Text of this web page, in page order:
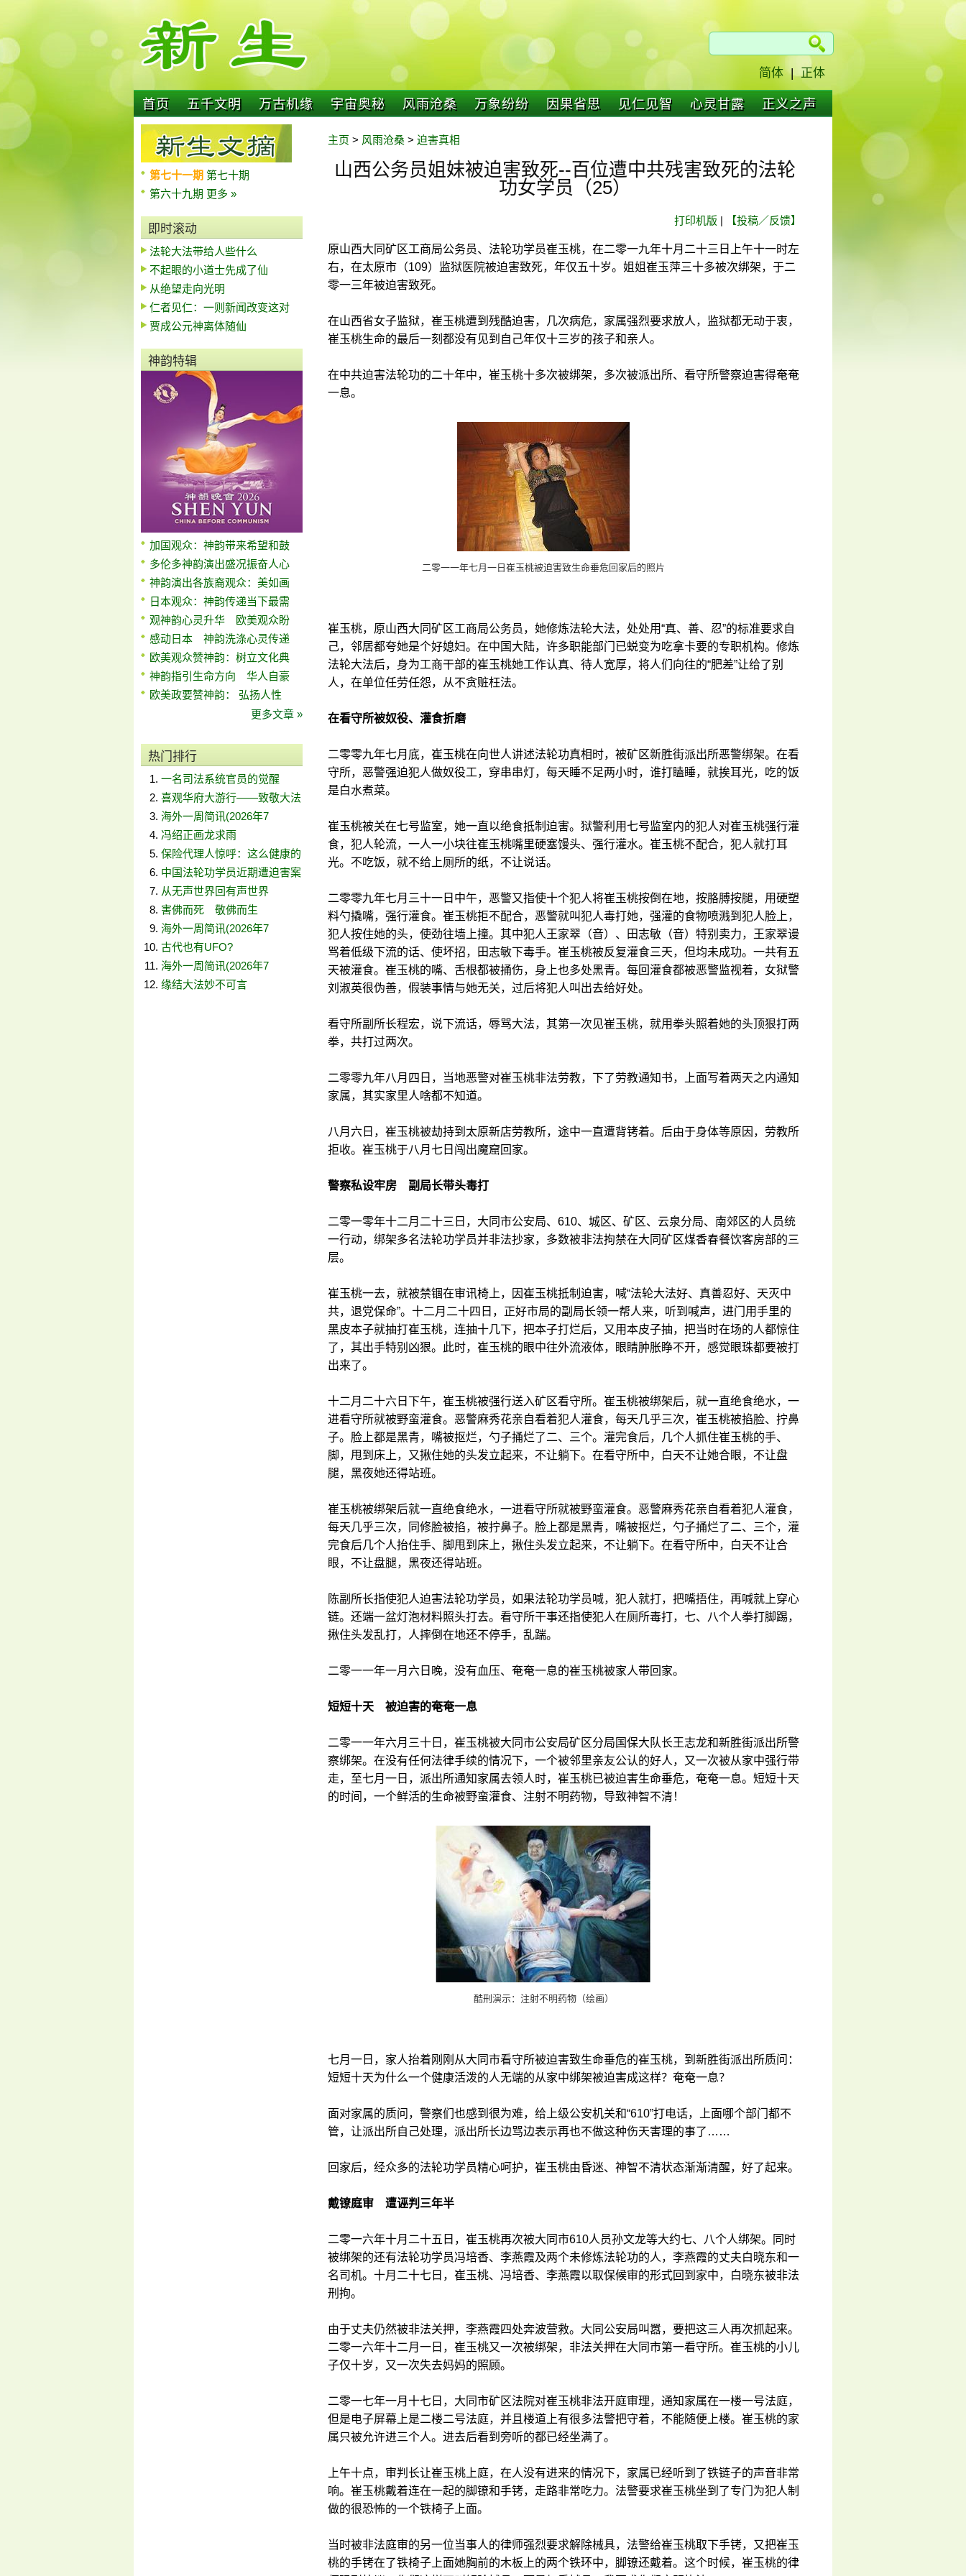
简体 | 正体
首页 五千文明 万古机缘 宇宙奥秘 风雨沧桑 万象纷纷 因果省思 见仁见智 心灵甘露 正义之声
第七十一期 第七十期
第六十九期 更多 »
即时滚动
法轮大法带给人些什么
不起眼的小道士先成了仙
从绝望走向光明
仁者见仁：一则新闻改变这对
贾成公元神离体随仙
神韵特辑
加国观众：神韵带来希望和鼓
多伦多神韵演出盛况振奋人心
神韵演出各族裔观众：美如画
日本观众：神韵传递当下最需
观神韵心灵升华 欧美观众盼
感动日本 神韵洗涤心灵传递
欧美观众赞神韵：树立文化典
神韵指引生命方向 华人自豪
欧美政要赞神韵： 弘扬人性
更多文章 »
热门排行
一名司法系统官员的觉醒
喜观华府大游行——致敬大法
海外一周简讯(2026年7
冯绍正画龙求雨
保险代理人惊呼：这么健康的
中国法轮功学员近期遭迫害案
从无声世界回有声世界
害佛而死 敬佛而生
海外一周简讯(2026年7
古代也有UFO?
海外一周简讯(2026年7
缘结大法妙不可言
主页 > 风雨沧桑 > 迫害真相
山西公务员姐妹被迫害致死--百位遭中共残害致死的法轮
功女学员（25）
打印机版 | 【投稿／反馈】
原山西大同矿区工商局公务员、法轮功学员崔玉桃，在二零一九年十月二十三日上午十一时左
右，在太原市（109）监狱医院被迫害致死，年仅五十岁。姐姐崔玉萍三十多被次绑架，于二
零一三年被迫害致死。
在山西省女子监狱，崔玉桃遭到残酷迫害，几次病危，家属强烈要求放人，监狱都无动于衷，
崔玉桃生命的最后一刻都没有见到自己年仅十三岁的孩子和亲人。
在中共迫害法轮功的二十年中，崔玉桃十多次被绑架，多次被派出所、看守所警察迫害得奄奄
一息。
二零一一年七月一日崔玉桃被迫害致生命垂危回家后的照片
崔玉桃，原山西大同矿区工商局公务员，她修炼法轮大法，处处用“真、善、忍”的标准要求自
己，邻居都夸她是个好媳妇。在中国大陆，许多职能部门已蜕变为吃拿卡要的专职机构。修炼
法轮大法后，身为工商干部的崔玉桃她工作认真、待人宽厚，将人们向往的“肥差”让给了别
人，在单位任劳任怨，从不贪赃枉法。
在看守所被奴役、灌食折磨
二零零九年七月底，崔玉桃在向世人讲述法轮功真相时，被矿区新胜街派出所恶警绑架。在看
守所，恶警强迫犯人做奴役工，穿串串灯，每天睡不足两小时，谁打瞌睡，就挨耳光，吃的饭
是白水煮菜。
崔玉桃被关在七号监室，她一直以绝食抵制迫害。狱警利用七号监室内的犯人对崔玉桃强行灌
食，犯人轮流，一人一小块往崔玉桃嘴里硬塞馒头、强行灌水。崔玉桃不配合，犯人就打耳
光。不吃饭，就不给上厕所的纸，不让说话。
二零零九年七月三十一日中午，恶警又指使十个犯人将崔玉桃按倒在地，按胳膊按腿，用硬塑
料勺撬嘴，强行灌食。崔玉桃拒不配合，恶警就叫犯人毒打她，强灌的食物喷溅到犯人脸上，
犯人按住她的头，使劲往墙上撞。其中犯人王家翠（音）、田志敏（音）特别卖力，王家翠谩
骂着低级下流的话、使坏招，田志敏下毒手。崔玉桃被反复灌食三天，但均未成功。一共有五
天被灌食。崔玉桃的嘴、舌根都被捅伤，身上也多处黑青。每回灌食都被恶警监视着，女狱警
刘淑英很伪善，假装事情与她无关，过后将犯人叫出去给好处。
看守所副所长程宏，说下流话，辱骂大法，其第一次见崔玉桃，就用拳头照着她的头顶狠打两
拳，共打过两次。
二零零九年八月四日，当地恶警对崔玉桃非法劳教，下了劳教通知书，上面写着两天之内通知
家属，其实家里人啥都不知道。
八月六日，崔玉桃被劫持到太原新店劳教所，途中一直遭背铐着。后由于身体等原因，劳教所
拒收。崔玉桃于八月七日闯出魔窟回家。
警察私设牢房 副局长带头毒打
二零一零年十二月二十三日，大同市公安局、610、城区、矿区、云泉分局、南郊区的人员统
一行动，绑架多名法轮功学员并非法抄家，多数被非法拘禁在大同矿区煤香春餐饮客房部的三
层。
崔玉桃一去，就被禁锢在审讯椅上，因崔玉桃抵制迫害，喊“法轮大法好、真善忍好、天灭中
共，退党保命”。十二月二十四日，正好市局的副局长领一帮人来，听到喊声，进门用手里的
黑皮本子就抽打崔玉桃，连抽十几下，把本子打烂后，又用本皮子抽，把当时在场的人都惊住
了，其出手特别凶狠。此时，崔玉桃的眼中往外流液体，眼睛肿胀睁不开，感觉眼珠都要被打
出来了。
十二月二十六日下午，崔玉桃被强行送入矿区看守所。崔玉桃被绑架后，就一直绝食绝水，一
进看守所就被野蛮灌食。恶警麻秀花亲自看着犯人灌食，每天几乎三次，崔玉桃被掐脸、拧鼻
子。脸上都是黑青，嘴被抠烂，勺子捅烂了二、三个。灌完食后，几个人抓住崔玉桃的手、
脚，甩到床上，又揪住她的头发立起来，不让躺下。在看守所中，白天不让她合眼，不让盘
腿，黑夜她还得站班。
崔玉桃被绑架后就一直绝食绝水，一进看守所就被野蛮灌食。恶警麻秀花亲自看着犯人灌食，
每天几乎三次，同修脸被掐，被拧鼻子。脸上都是黑青，嘴被抠烂，勺子捅烂了二、三个，灌
完食后几个人抬住手、脚甩到床上，揪住头发立起来，不让躺下。在看守所中，白天不让合
眼，不让盘腿，黑夜还得站班。
陈副所长指使犯人迫害法轮功学员，如果法轮功学员喊，犯人就打，把嘴捂住，再喊就上穿心
链。还端一盆灯泡材料照头打去。看守所干事还指使犯人在厕所毒打，七、八个人拳打脚踢，
揪住头发乱打，人摔倒在地还不停手，乱踹。
二零一一年一月六日晚，没有血压、奄奄一息的崔玉桃被家人带回家。
短短十天 被迫害的奄奄一息
二零一一年六月三十日，崔玉桃被大同市公安局矿区分局国保大队长王志龙和新胜街派出所警
察绑架。在没有任何法律手续的情况下，一个被邻里亲友公认的好人，又一次被从家中强行带
走，至七月一日，派出所通知家属去领人时，崔玉桃已被迫害生命垂危，奄奄一息。短短十天
的时间，一个鲜活的生命被野蛮灌食、注射不明药物，导致神智不清！
酷刑演示：注射不明药物（绘画）
七月一日，家人抬着刚刚从大同市看守所被迫害致生命垂危的崔玉桃，到新胜街派出所质问：
短短十天为什么一个健康活泼的人无端的从家中绑架被迫害成这样？奄奄一息？
面对家属的质问，警察们也感到很为难，给上级公安机关和“610”打电话，上面哪个部门都不
管，让派出所自己处理，派出所长边骂边表示再也不做这种伤天害理的事了……
回家后，经众多的法轮功学员精心呵护，崔玉桃由昏迷、神智不清状态渐渐清醒，好了起来。
戴镣庭审 遭诬判三年半
二零一六年十月二十五日，崔玉桃再次被大同市610人员孙文龙等大约七、八个人绑架。同时
被绑架的还有法轮功学员冯培香、李燕霞及两个未修炼法轮功的人，李燕霞的丈夫白晓东和一
名司机。十月二十七日，崔玉桃、冯培香、李燕霞以取保候审的形式回到家中，白晓东被非法
刑拘。
由于丈夫仍然被非法关押，李燕霞四处奔波营救。大同公安局叫嚣，要把这三人再次抓起来。
二零一六年十二月一日，崔玉桃又一次被绑架，非法关押在大同市第一看守所。崔玉桃的小儿
子仅十岁，又一次失去妈妈的照顾。
二零一七年一月十七日，大同市矿区法院对崔玉桃非法开庭审理，通知家属在一楼一号法庭，
但是电子屏幕上是二楼二号法庭，并且楼道上有很多法警把守着，不能随便上楼。崔玉桃的家
属只被允许进三个人。进去后看到旁听的都已经坐满了。
上午十点，审判长让崔玉桃上庭，在人没有进来的情况下，家属已经听到了铁链子的声音非常
响。崔玉桃戴着连在一起的脚镣和手铐，走路非常吃力。法警要求崔玉桃坐到了专门为犯人制
做的很恐怖的一个铁椅子上面。
当时被非法庭审的另一位当事人的律师强烈要求解除械具，法警给崔玉桃取下手铐，又把崔玉
桃的手铐在了铁椅子上面她胸前的木板上的两个铁环中，脚镣还戴着。这个时候，崔玉桃的律